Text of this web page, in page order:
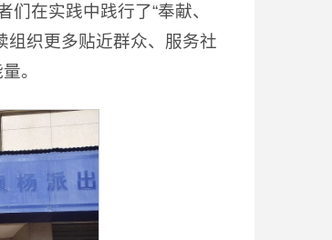
在实践中践行了“奉献、
组织更多贴近群众、服务社
。